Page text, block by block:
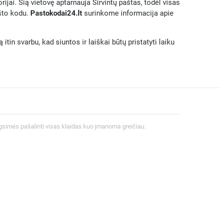
Šią vietovę aptarnauja Širvintų paštas, todėl visas
kodu. Pastokodai24.lt surinkome informacija apie
itin svarbu, kad siuntos ir laiškai būtų pristatyti laiku
pašalinti visas klaidas kuo įmanoma greičiau.